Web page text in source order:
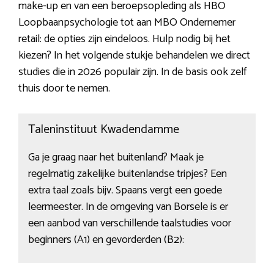
make-up en van een beroepsopleding als HBO
Loopbaanpsychologie tot aan MBO Ondernemer
retail: de opties zijn eindeloos. Hulp nodig bij het
kiezen? In het volgende stukje behandelen we direct
studies die in 2026 populair zijn. In de basis ook zelf
thuis door te nemen.
Taleninstituut Kwadendamme
Ga je graag naar het buitenland? Maak je
regelmatig zakelijke buitenlandse tripjes? Een
extra taal zoals bijv. Spaans vergt een goede
leermeester. In de omgeving van Borsele is er
een aanbod van verschillende taalstudies voor
beginners (A1) en gevorderden (B2):